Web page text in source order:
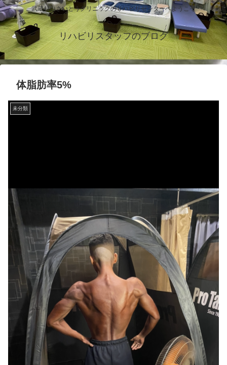
武蔵村山さいとうクリニックのリハビリセンターへようこそ
リハビリスタッフのブログ
体脂肪率5%
未分類